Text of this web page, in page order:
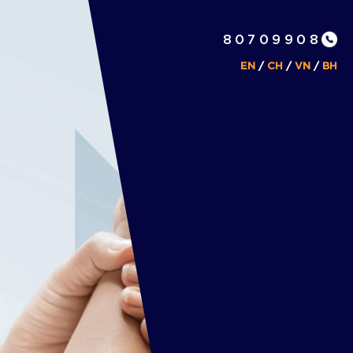
80709908
EN / CH / VN / BH